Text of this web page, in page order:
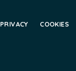
PRIVACY COOKIES